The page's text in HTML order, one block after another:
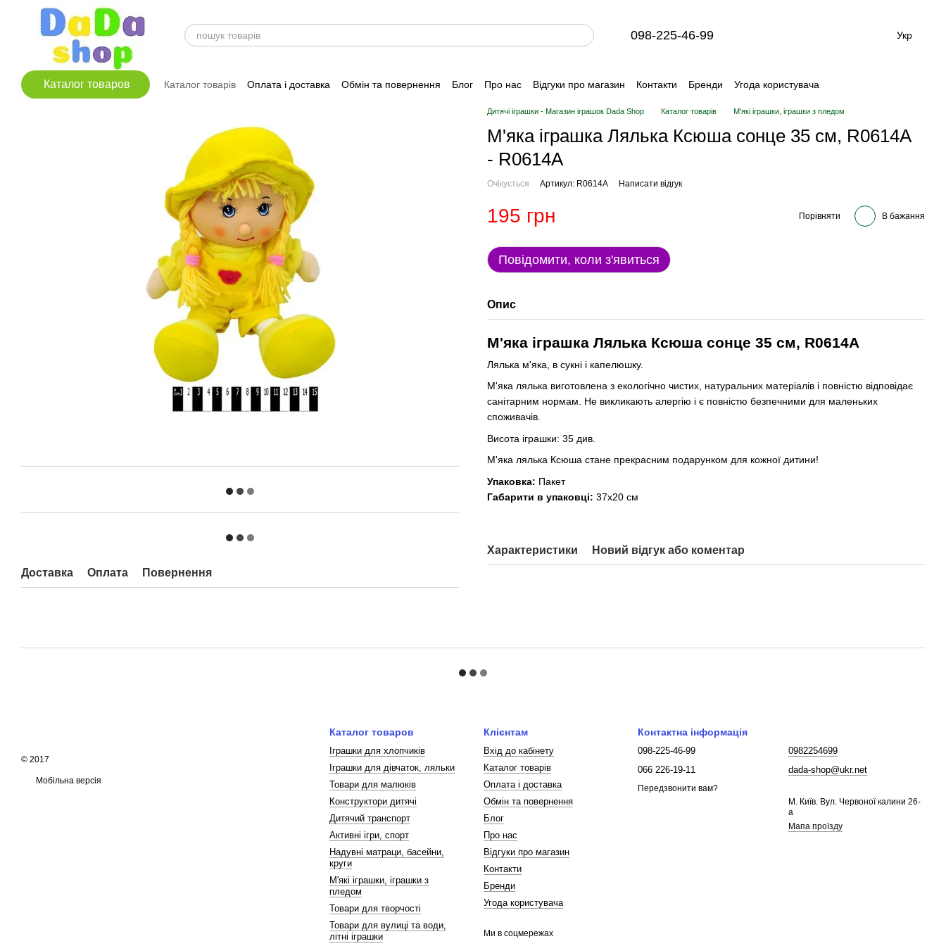
Перейти до основного контенту
098-225-46-99 Укр
Каталог товаров Каталог товарів Оплата і доставка Обмін та повернення Блог Про нас Відгуки про магазин Контакти Бренди Угода користувача
Доставка Оплата Повернення
Дитячі іграшки - Магазин іграшок Dada Shop Каталог товарів М'які іграшки, іграшки з пледом
М'яка іграшка Лялька Ксюша сонце 35 см, R0614A
- R0614A
Очікується Артикул: R0614A Написати відгук
195 грн Порівняти В бажання
Повідомити, коли з'явиться
Опис
М'яка іграшка Лялька Ксюша сонце 35 см, R0614A
Лялька м'яка, в сукні і капелюшку.
М'яка лялька виготовлена з екологічно чистих, натуральних матеріалів і повністю відповідає
санітарним нормам. Не викликають алергію і є повністю безпечними для маленьких
споживачів.
Висота іграшки: 35 див.
М'яка лялька Ксюша стане прекрасним подарунком для кожної дитини!
Упаковка: Пакет
Габарити в упаковці: 37x20 см
Характеристики Новий відгук або коментар
© 2017
Мобільна версія
Каталог товаров
Іграшки для хлопчиків
Іграшки для дівчаток, ляльки
Товари для малюків
Конструктори дитячі
Дитячий транспорт
Активні ігри, спорт
Надувні матраци, басейни,
круги
М'які іграшки, іграшки з
пледом
Товари для творчості
Товари для вулиці та води,
літні іграшки
Клієнтам
Вхід до кабінету
Каталог товарів
Оплата і доставка
Обмін та повернення
Блог
Про нас
Відгуки про магазин
Контакти
Бренди
Угода користувача
Ми в соцмережах
Контактна інформація
098-225-46-99
066 226-19-11
Передзвонити вам?
0982254699
dada-shop@ukr.net
М. Київ. Вул. Червоної калини 26-
а
Мапа проїзду